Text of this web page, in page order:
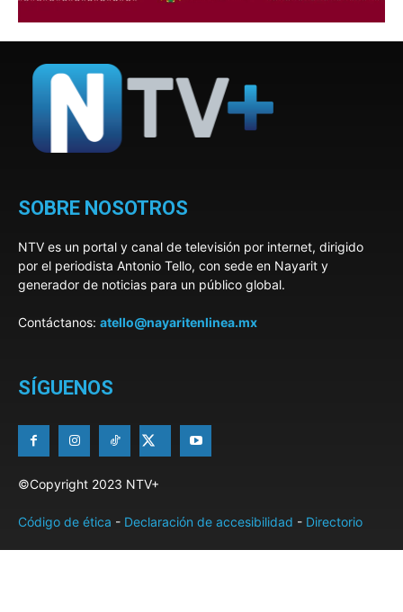
SOBRE NOSOTROS
NTV es un portal y canal de televisión por internet, dirigido
por el periodista Antonio Tello, con sede en Nayarit y
generador de noticias para un público global.
Contáctanos: atello@nayaritenlinea.mx
SÍGUENOS
©Copyright 2023 NTV+
Código de ética - Declaración de accesibilidad - Directorio